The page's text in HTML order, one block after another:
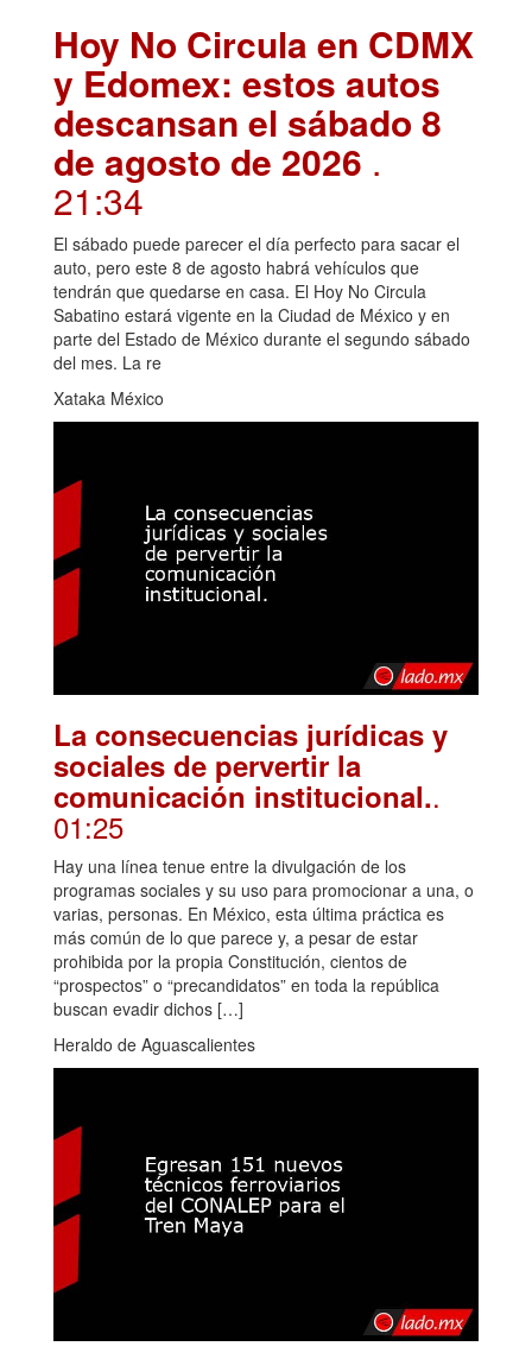
Hoy No Circula en CDMX
y Edomex: estos autos
descansan el sábado 8
de agosto de 2026 .
21:34
El sábado puede parecer el día perfecto para sacar el
auto, pero este 8 de agosto habrá vehículos que
tendrán que quedarse en casa. El Hoy No Circula
Sabatino estará vigente en la Ciudad de México y en
parte del Estado de México durante el segundo sábado
del mes. La re
Xataka México
La consecuencias jurídicas y
sociales de pervertir la
comunicación institucional..
01:25
Hay una línea tenue entre la divulgación de los
programas sociales y su uso para promocionar a una, o
varias, personas. En México, esta última práctica es
más común de lo que parece y, a pesar de estar
prohibida por la propia Constitución, cientos de
“prospectos” o “precandidatos” en toda la república
buscan evadir dichos […]
Heraldo de Aguascalientes